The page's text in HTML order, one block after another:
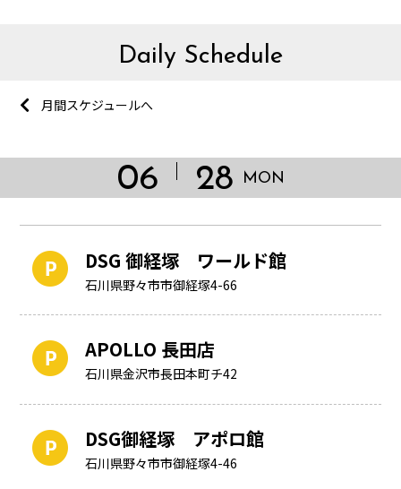
HOME
Daily Schedule
月間スケジュールへ
06 28 MON
DSG 御経塚 ワールド館
石川県野々市市御経塚4-66
APOLLO 長田店
石川県金沢市長田本町チ42
DSG御経塚 アポロ館
石川県野々市市御経塚4-46